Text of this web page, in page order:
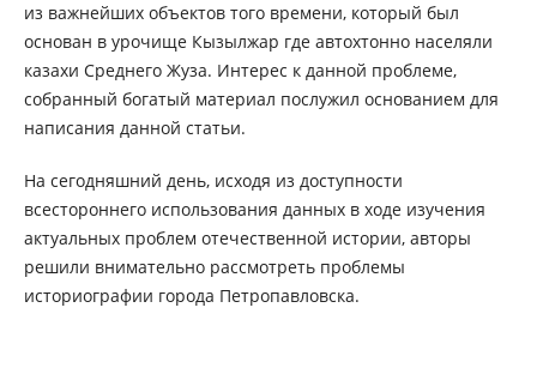
из важнейших объектов того времени, который был
основан в урочище Кызылжар где автохтонно населяли
казахи Среднего Жуза. Интерес к данной проблеме,
собранный богатый материал послужил основанием для
написания данной статьи.
На сегодняшний день, исходя из доступности
всестороннего использования данных в ходе изучения
актуальных проблем отечественной истории, авторы
решили внимательно рассмотреть проблемы
историографии города Петропавловска.